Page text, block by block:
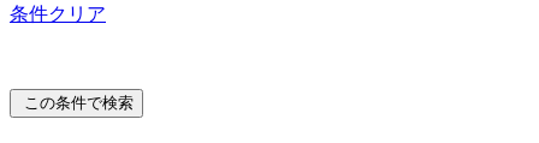
条件クリア
この条件で検索